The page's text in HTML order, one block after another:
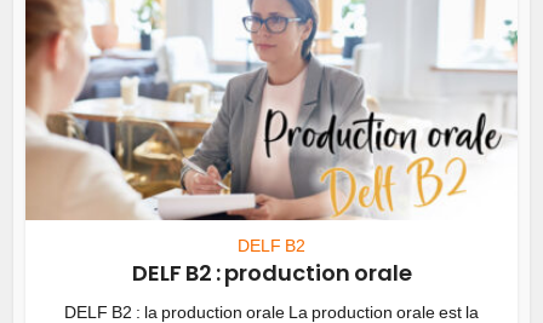
DELF B2
DELF B2 : production orale
DELF B2 : la production orale La production orale est la